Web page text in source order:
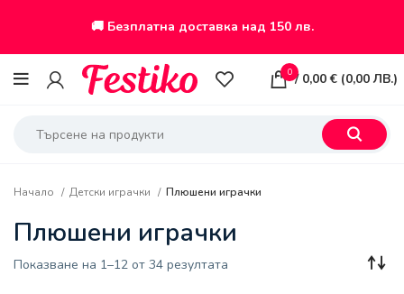
🚚 Безплатна доставка над 150 лв.
0 / 0,00€ (0,00 ЛВ.)
Начало Детски играчки Плюшени играчки
Плюшени играчки
Показване на 1–12 от 34 резултата